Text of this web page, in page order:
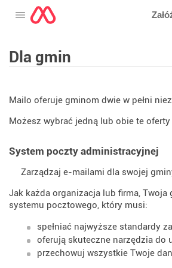
Otwórz menu
Dla gmin
Mailo oferuje gminom dwie w pełni
Możesz wybrać jedną lub obie te
System poczty administracyjnej
Zarządzaj e-mailami dla swojej
Jak każda organizacja lub firma, Twoja
systemu pocztowego, który musi:
spełniać najwyższe standardy
oferują skuteczne narzędzia do
przechowuj wszystkie Twoje